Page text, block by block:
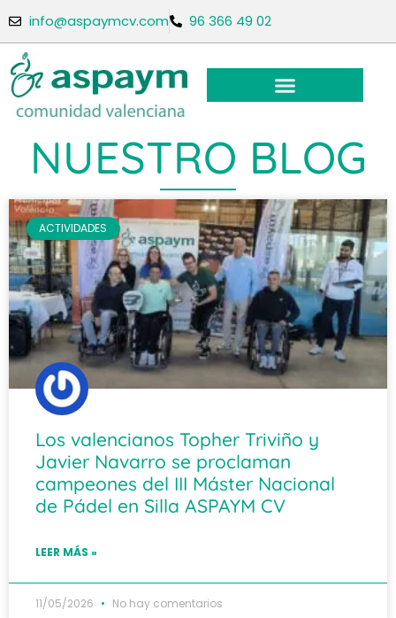
info@aspaymcv.com 96 366 49 02
NUESTRO BLOG
ACTIVIDADES
Los valencianos Topher Triviño y
Javier Navarro se proclaman
campeones del III Máster Nacional
de Pádel en Silla ASPAYM CV
LEER MÁS »
11/05/2026 No hay comentarios